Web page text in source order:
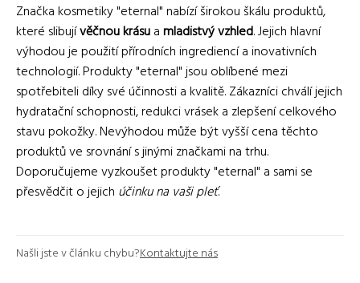
Značka kosmetiky "eternal" nabízí širokou škálu produktů,
které slibujívěčnou krásuamladistvý vzhled. Jejich hlavní
výhodou je použití přírodních ingrediencí a inovativních
technologií. Produkty "eternal" jsou oblíbené mezi
spotřebiteli díky své účinnosti a kvalitě. Zákazníci chválí jejich
hydratační schopnosti, redukci vrásek a zlepšení celkového
stavu pokožky. Nevýhodou může být vyšší cena těchto
produktů ve srovnání s jinými značkami na trhu.
Doporučujeme vyzkoušet produkty "eternal" a sami se
přesvědčit o jejich účinku na vaši pleť.
Našli jste v článku chybu?Kontaktujte nás